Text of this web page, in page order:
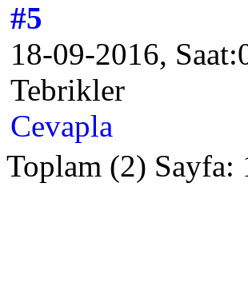
#5
18-09-2016,
Tebrikler
Cevapla
Toplam (2) Sayfa: